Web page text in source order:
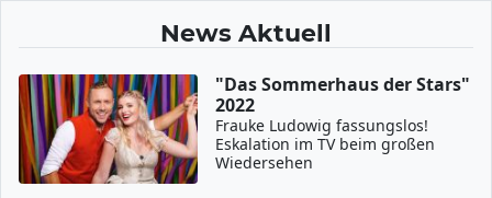
News Aktuell
"Das Sommerhaus der Stars"
2022
Frauke Ludowig fassungslos!
Eskalation im TV beim großen
Wiedersehen